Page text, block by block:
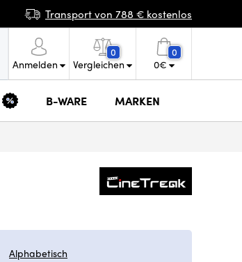
Transport von 788 € kostenlos
Anmelden
0
Vergleichen
0
0€
B-WARE MARKEN
Alphabetisch